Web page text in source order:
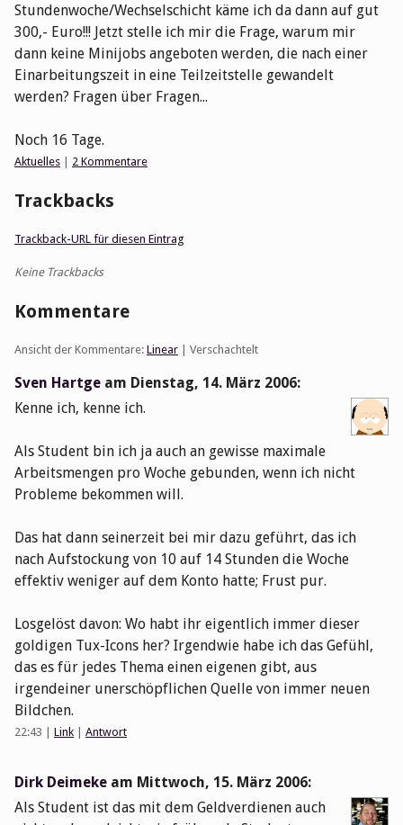
Stundenwoche/Wechselschicht käme ich da dann auf gut
300,- Euro!!! Jetzt stelle ich mir die Frage, warum mir
dann keine Minijobs angeboten werden, die nach einer
Einarbeitungszeit in eine Teilzeitstelle gewandelt
werden? Fragen über Fragen...
Noch 16 Tage.
Kategorien:
Aktuelles 2 Kommentare
Trackbacks
Trackback-URL für diesen Eintrag
Keine Trackbacks
Kommentare
Ansicht der Kommentare: Linear | Verschachtelt
Sven Hartge am Dienstag, 14. März 2006:
Kenne ich, kenne ich.
Als Student bin ich ja auch an gewisse maximale
Arbeitsmengen pro Woche gebunden, wenn ich nicht
Probleme bekommen will.
Das hat dann seinerzeit bei mir dazu geführt, das ich
nach Aufstockung von 10 auf 14 Stunden die Woche
effektiv weniger auf dem Konto hatte; Frust pur.
Losgelöst davon: Wo habt ihr eigentlich immer dieser
goldigen Tux-Icons her? Irgendwie habe ich das Gefühl,
das es für jedes Thema einen eigenen gibt, aus
irgendeiner unerschöpflichen Quelle von immer neuen
Bildchen.
22:43 Link Antwort
Dirk Deimeke am Mittwoch, 15. März 2006:
Als Student ist das mit dem Geldverdienen auch